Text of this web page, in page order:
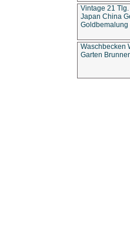
Vintage 21
Japan China
Goldbemalung
Waschbecken
Garten